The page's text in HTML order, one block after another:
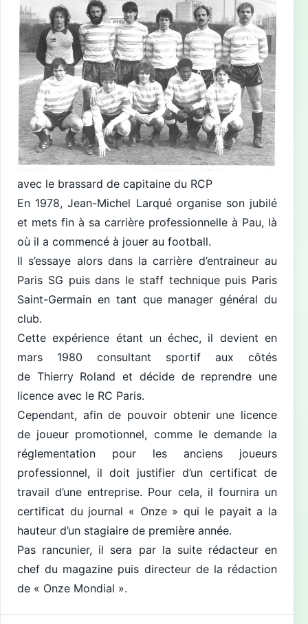
avec le brassard de capitaine du RCP
En 1978, Jean-Michel Larqué organise son jubilé
et mets fin à sa carrière professionnelle à Pau, là
où il a commencé à jouer au football.
Il s’essaye alors dans la carrière d’entraineur au
Paris SG puis dans le staff technique puis Paris
Saint-Germain en tant que manager général du
club.
Cette expérience étant un échec, il devient en
mars 1980 consultant sportif aux côtés
de Thierry Roland et décide de reprendre une
licence avec le RC Paris.
Cependant, afin de pouvoir obtenir une licence
de joueur promotionnel, comme le demande la
réglementation pour les anciens joueurs
professionnel, il doit justifier d’un certificat de
travail d’une entreprise. Pour cela, il fournira un
certificat du journal « Onze » qui le payait a la
hauteur d’un stagiaire de première année.
Pas rancunier, il sera par la suite rédacteur en
chef du magazine puis directeur de la rédaction
de « Onze Mondial ».